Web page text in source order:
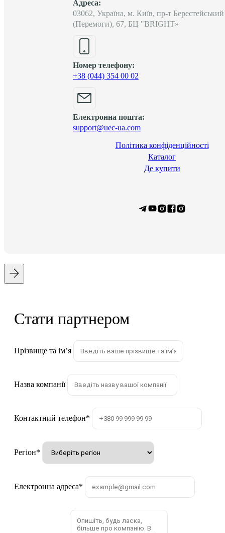
Адреса:
03062, Україна, м. Київ, пр-т Берестейський
(Перемоги), 67, БЦ "BRIGHT»
Номер телефону:
+38 (044) 354 00 02
Електронна пошта:
support@uec-ua.com
Політика конфіденційності
Каталог
Де купити
Стати партнером
Прізвище та імʼя
Назва компанії
Контактний телефон*
Регіон*
Електронна адреса*